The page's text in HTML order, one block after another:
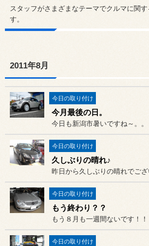
スタッフがさまざまなテーマでクルマに関
す。
2011年8月
今日の取り付け
今月最後の日。
今日の取り付け
久しぶりの晴れ♪
昨日から久しぶりの晴れでご
今日の取り付け
もう終わり？？
今日の取り付け